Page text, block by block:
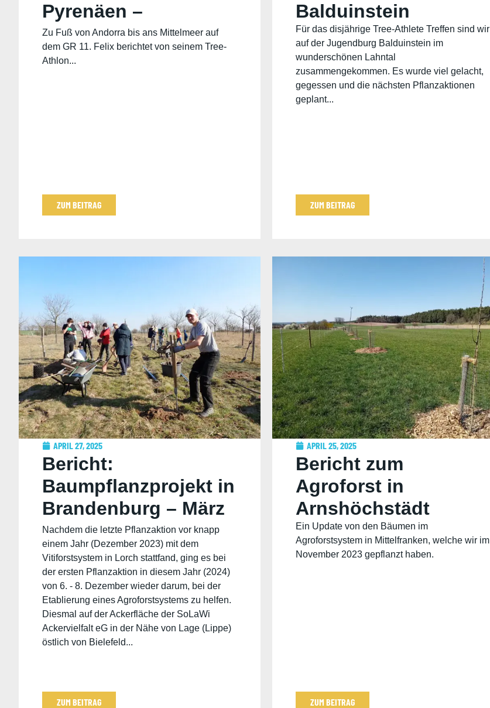
Pyrenäen –
Reisebericht von
Felix
Zu Fuß von Andorra bis ans Mittelmeer auf
dem GR 11. Felix berichtet von seinem Tree-
Athlon...
ZUM BEITRAG
Balduinstein
Für das disjährige Tree-Athlete Treffen sind wir
auf der Jugendburg Balduinstein im
wunderschönen Lahntal
zusammengekommen. Es wurde viel gelacht,
gegessen und die nächsten Pflanzaktionen
geplant...
ZUM BEITRAG
APRIL 27, 2025
Bericht:
Baumpflanzprojekt in
Brandenburg – März
2025 von Marike und
Lukas
Nachdem die letzte Pflanzaktion vor knapp
einem Jahr (Dezember 2023) mit dem
Vitiforstsystem in Lorch stattfand, ging es bei
der ersten Pflanzaktion in diesem Jahr (2024)
von 6. - 8. Dezember wieder darum, bei der
Etablierung eines Agroforstsystems zu helfen.
Diesmal auf der Ackerfläche der SoLaWi
Ackervielfalt eG in der Nähe von Lage (Lippe)
östlich von Bielefeld...
ZUM BEITRAG
APRIL 25, 2025
Bericht zum
Agroforst in
Arnshöchstädt
Ein Update von den Bäumen im
Agroforstsystem in Mittelfranken, welche wir im
November 2023 gepflanzt haben.
ZUM BEITRAG